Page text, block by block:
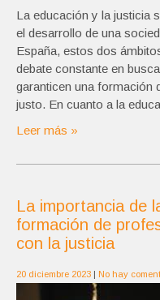
La educación y la justicia
el desarrollo de una
España, estos dos
debate constante en
garanticen una formación
justo. En cuanto a la
Leer más »
La importancia de
formación de
con la justicia
20 diciembre 2023 | No hay